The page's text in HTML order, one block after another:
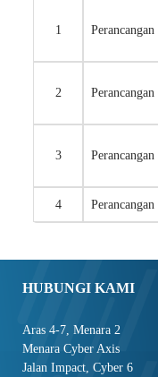
1
2
3
4
HUBUNGI KAMI
Aras 4-7, Menara 2
Menara Cyber Axis
Jalan Impact, Cyber 6